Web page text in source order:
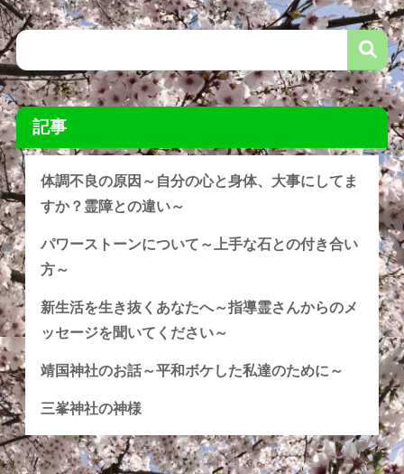
記事
体調不良の原因～自分の心と身体、大事にしてま
すか？霊障との違い～
パワーストーンについて～上手な石との付き合い
方～
新生活を生き抜くあなたへ～指導霊さんからのメ
ッセージを聞いてください～
靖国神社のお話～平和ボケした私達のために～
三峯神社の神様